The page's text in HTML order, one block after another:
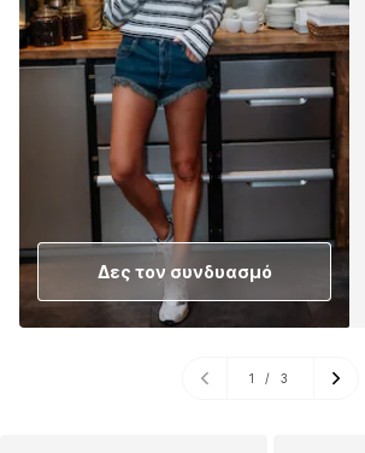
Δες τον συνδυασμό
1 / 3